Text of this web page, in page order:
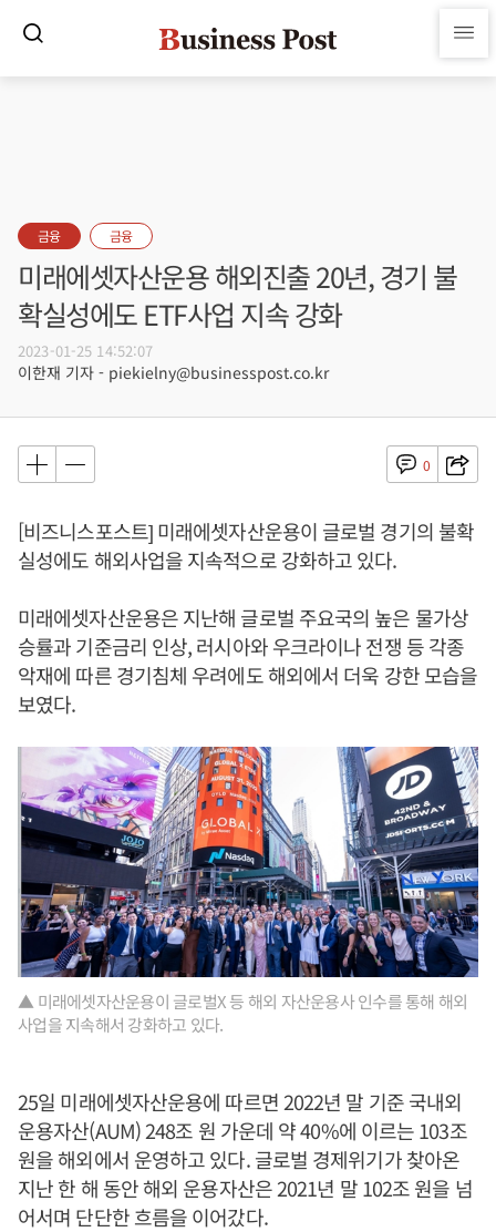
금융 금융
미래에셋자산운용 해외진출 20년, 경기 불
확실성에도 ETF사업 지속 강화
2023-01-25 14:52:07
이한재 기자 - piekielny@businesspost.co.kr
0
[비즈니스포스트] 미래에셋자산운용이 글로벌 경기의 불확
실성에도 해외사업을 지속적으로 강화하고 있다.
미래에셋자산운용은 지난해 글로벌 주요국의 높은 물가상
승률과 기준금리 인상, 러시아와 우크라이나 전쟁 등 각종
악재에 따른 경기침체 우려에도 해외에서 더욱 강한 모습을
보였다.
▲ 미래에셋자산운용이 글로벌X 등 해외 자산운용사 인수를 통해 해외
사업을 지속해서 강화하고 있다.
25일 미래에셋자산운용에 따르면 2022년 말 기준 국내외
운용자산(AUM) 248조 원 가운데 약 40%에 이르는 103조
원을 해외에서 운영하고 있다. 글로벌 경제위기가 찾아온
지난 한 해 동안 해외 운용자산은 2021년 말 102조 원을 넘
어서며 단단한 흐름을 이어갔다.